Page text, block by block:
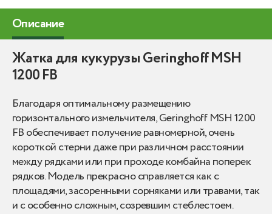
Описание
Жатка для кукурузы Geringhoff MSH
1200 FB
Благодаря оптимальному размещению
горизонтального измельчителя, Geringhoff MSH 1200
FB обеспечивает получение равномерной, очень
короткой стерни даже при различном расстоянии
между рядками или при проходе комбайна поперек
рядков. Модель прекрасно справляется как с
площадями, засоренными сорняками или травами, так
и с особенно сложным, созревшим стеблестоем.